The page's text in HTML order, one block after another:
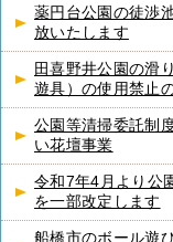
薬円台公園の徒渉
放いたします
田喜野井公園の滑
遊具）の使用禁止
公園等清掃委託制
い花壇事業
令和7年4月より公
を一部改定します
船橋市のボール遊